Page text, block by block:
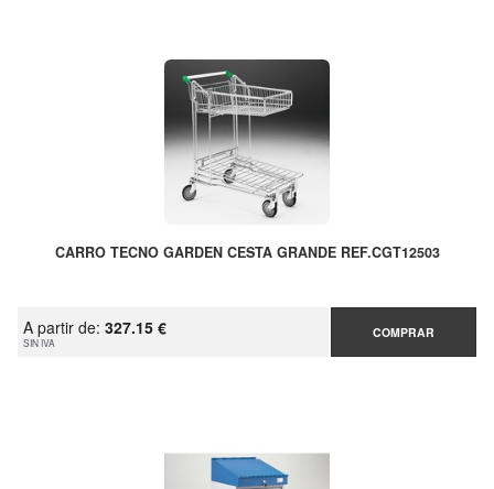
CARRO TECNO GARDEN CESTA GRANDE REF.CGT12503
A partir de: 327.15 €
SIN IVA
COMPRAR